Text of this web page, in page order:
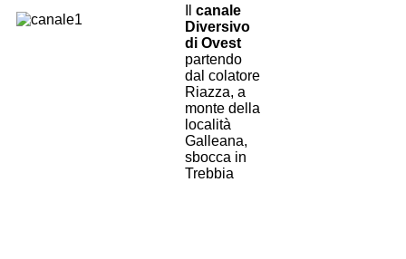
canale
Diversivo
di Ovest
partendo
dal colatore
Riazza, a
monte della
località
Galleana,
sbocca in
Trebbia